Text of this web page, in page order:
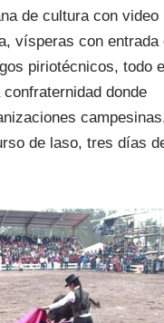
de cultura con video
vísperas con entrada
piriotécnicos, todo
donde
de laso, tres días